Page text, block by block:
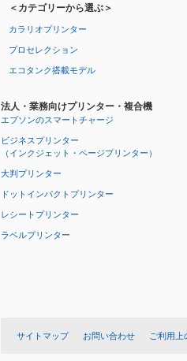
＜カテゴリーから選ぶ＞
カラリオプリンター
プロセレクション
エコタンク搭載モデル
法人・業務向けプリンター・複合機
エプソンのスマートチャージ
ビジネスプリンター
（インクジェット・ページプリンター）
大判プリンター
ドットインパクトプリンター
レシートプリンター
ラベルプリンター
サイトマップ お問い合わせ ご利用上